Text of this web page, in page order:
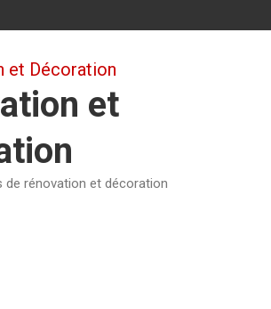
et
de rénovation et décoration